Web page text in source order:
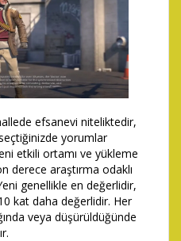
efsanevi niteliktedir,
yorumlar
etkili ortamı ve yükleme
derece araştırma odaklı
genellikle en değerlidir,
kat daha değerlidir. Her
veya düşürüldüğünde